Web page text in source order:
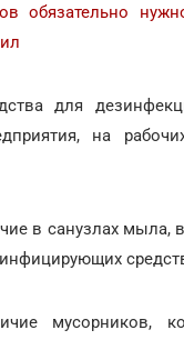
обязательно
для
на
в санузлах мыла,
мусорников,